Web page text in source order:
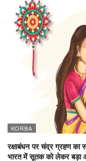
KORBA
रक्षाबंधन पर चंद्र ग्रहण का
भारत में सूतक को लेकर बड़ा